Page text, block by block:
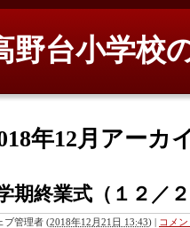
野台小学校
年12月アーカ
期終業式（１２／２
ブ管理者 (2018年12月21日 13:43) | コメ